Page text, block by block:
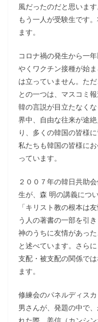
風だったのだと思いま
もう一人が受験生です
ます。
コロナ禍の発生から一
やくワクチン接種が始
は立っていません。た
との一つは、マスコミ
韓の言説が目立たなく
界中、自由な往来が途
り、多くの韓国の皆様
私たちも韓国の皆様に
っています。
２００７年の韓日共助
生が、森 明の講義につ
「キリスト教の根本は
う人の著書の一部を引
神のうちに友情があっ
と述べています。さら
支配・被支配の関係で
ます。
修練会のパネルディス
男さんが、発題の中で